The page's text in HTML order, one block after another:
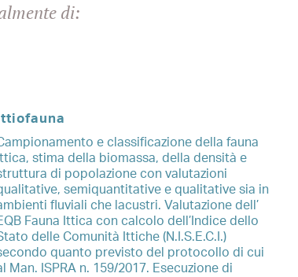
di:
Ittiofauna
e classificazione della fauna
stima della biomassa, della densità e
di popolazione con valutazioni
semiquantitative e qualitative sia in
fluviali che lacustri. Valutazione dell’
Fauna Ittica con calcolo dell’Indice dello
delle Comunità Ittiche (N.I.S.E.C.I.)
quanto previsto del protocollo di cui
Man. ISPRA n. 159/2017. Esecuzione di